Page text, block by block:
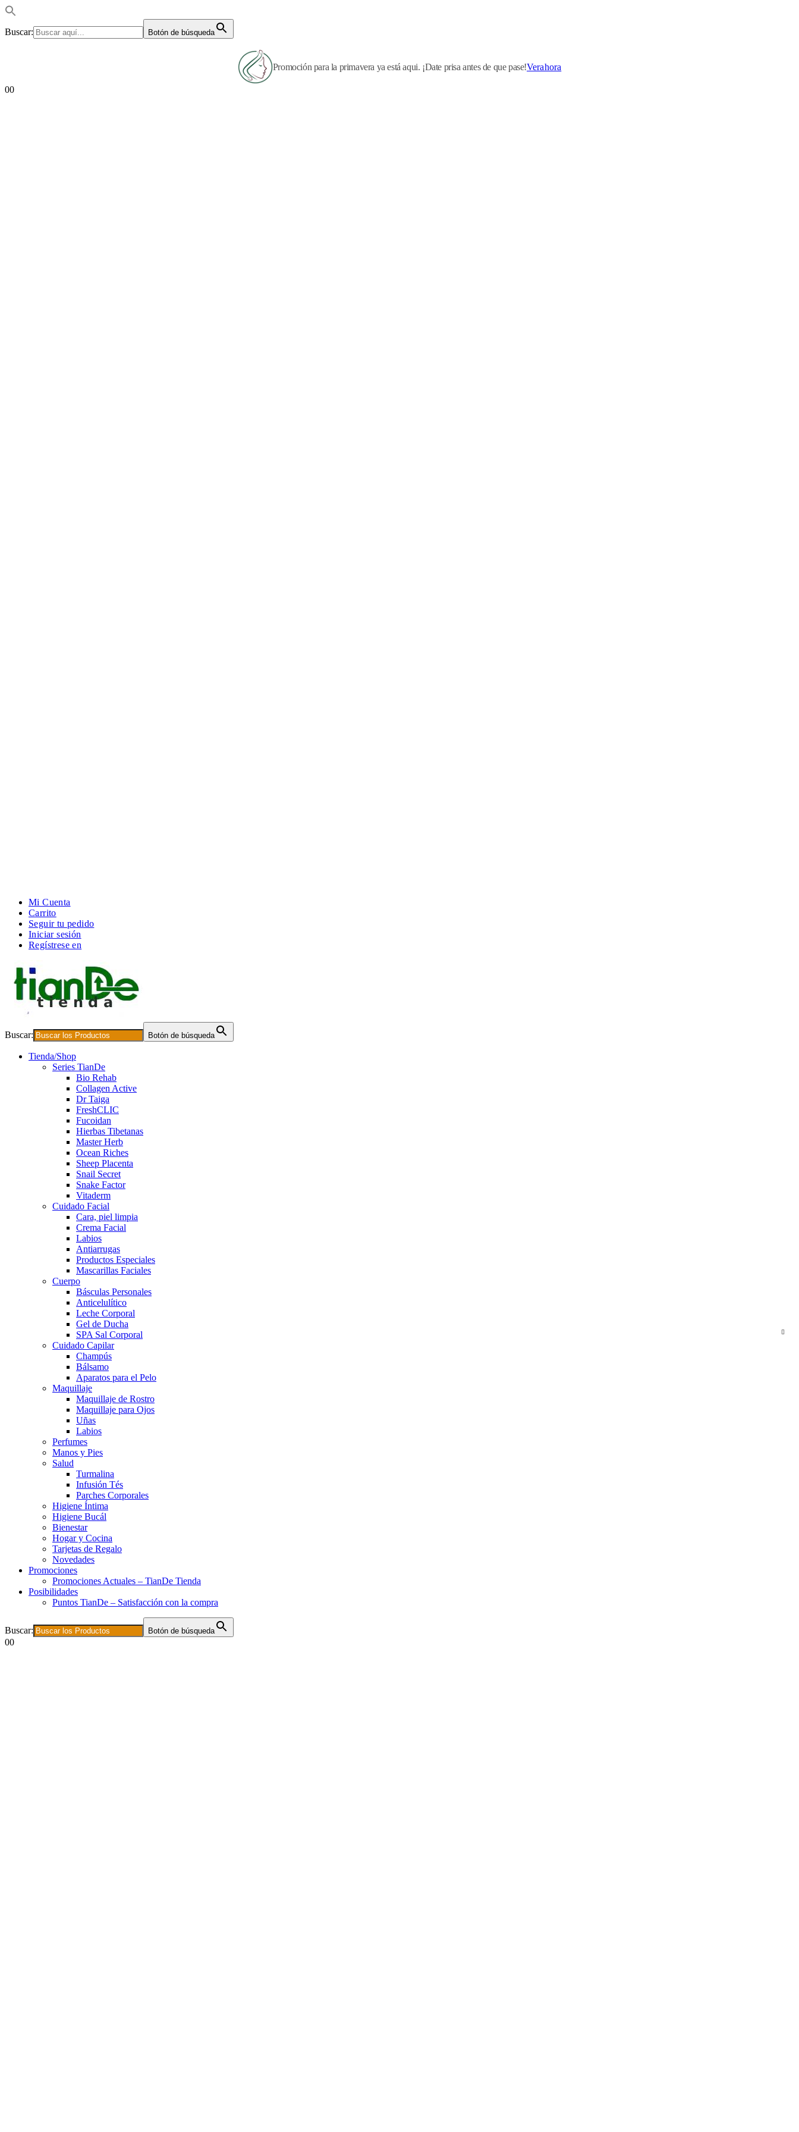
Buscar: Botón de búsqueda
Promoción para la primavera ya está aqui. ¡Date prisa antes de que pase!Verahora
00
Mi Cuenta
Carrito
Seguir tu pedido
Iniciar sesión
Regístrese en
Buscar: Botón de búsqueda
Tienda/Shop
Series TianDe
Bio Rehab
Collagen Active
Dr Taiga
FreshCLIC
Fucoidan
Hierbas Tibetanas
Master Herb
Ocean Riches
Sheep Placenta
Snail Secret
Snake Factor
Vitaderm
Cuidado Facial
Cara, piel limpia
Crema Facial
Labios
Antiarrugas
Productos Especiales
Mascarillas Faciales
Cuerpo
Básculas Personales
Anticelulítico
Leche Corporal
Gel de Ducha
SPA Sal Corporal
Cuidado Capilar
Champús
Bálsamo
Aparatos para el Pelo
Maquillaje
Maquillaje de Rostro
Maquillaje para Ojos
Uñas
Labios
Perfumes
Manos y Pies
Salud
Turmalina
Infusión Tés
Parches Corporales
Higiene Íntima
Higiene Bucál
Bienestar
Hogar y Cocina
Tarjetas de Regalo
Novedades
Promociones
Promociones Actuales – TianDe Tienda
Posibilidades
Puntos TianDe – Satisfacción con la compra
Buscar: Botón de búsqueda
00